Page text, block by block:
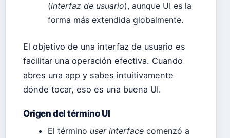
(interfaz de usuario), aunque UI es la
forma más extendida globalmente.
El objetivo de una interfaz de usuario es
facilitar una operación efectiva. Cuando
abres una app y sabes intuitivamente
dónde tocar, eso es una buena UI.
Origen del término UI
El término user interface comenzó a